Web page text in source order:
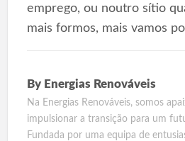
emprego, ou noutro sítio
mais formos, mais vamos
By Energias Renováveis
Na Energias Renováveis, somos
impulsionar a transição para um
Fundada por uma equipa de